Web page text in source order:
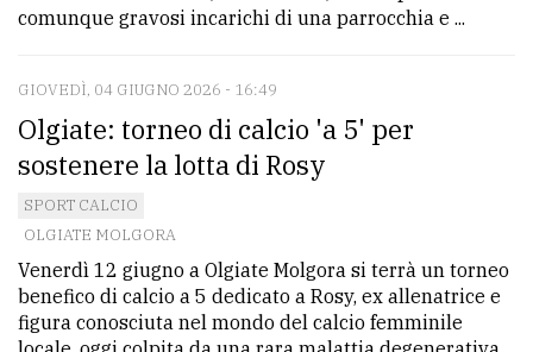
comunque gravosi incarichi di una parrocchia e ...
GIOVEDÌ, 04 GIUGNO 2026 - 16:49
Olgiate: torneo di calcio 'a 5' per
sostenere la lotta di Rosy
SPORT CALCIO
OLGIATE MOLGORA
Venerdì 12 giugno a Olgiate Molgora si terrà un torneo
benefico di calcio a 5 dedicato a Rosy, ex allenatrice e
figura conosciuta nel mondo del calcio femminile